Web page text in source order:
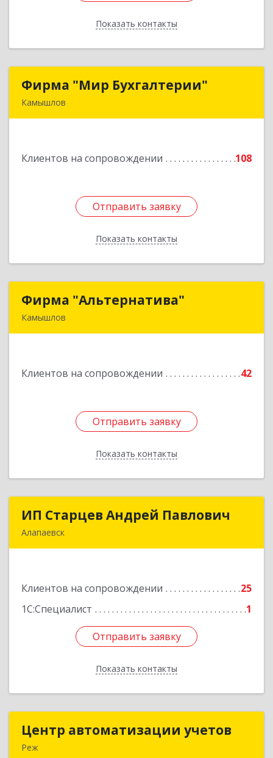
Показать контакты
Назад
Фирма "Мир Бухгалтерии"
Камышлов
Клиентов на сопровождении 108
Отправить заявку
Показать контакты
Фирма "Мир Бухгалтерии"
Подробнее
Отправить заявку
Назад
Фирма "Альтернатива"
Камышлов
Клиентов на сопровождении 42
Отправить заявку
Показать контакты
Фирма "Альтернатива"
Подробнее
Отправить заявку
Назад
ИП Старцев Андрей Павлович
Алапаевск
Клиентов на сопровождении
25
1С:Специалист
1
Отправить заявку
Показать контакты
ИП Старцев Андрей Павлович
Подробнее
Отправить заявку
Назад
Центр автоматизации учетов
Реж
Центр автоматизации учетов